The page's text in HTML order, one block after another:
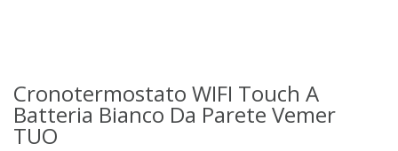
Cronotermostato WIFI Touch A
Batteria Bianco Da Parete Vemer
TUO